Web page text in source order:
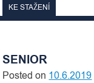
KE STAŽENÍ
SENIOR
Posted on 10.6.2019